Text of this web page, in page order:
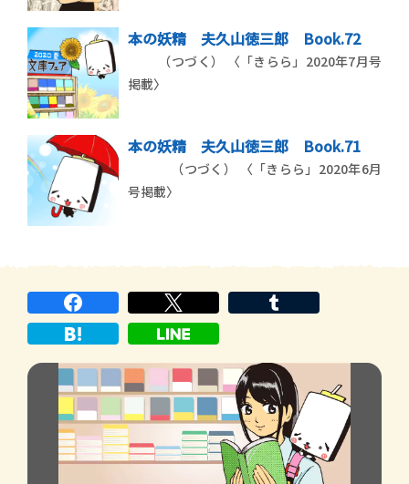
本の妖精 夫久山徳三郎 Book.72
（つづく） 〈「きらら」2020年7月号
掲載〉
本の妖精 夫久山徳三郎 Book.71
（つづく） 〈「きらら」2020年6月
号掲載〉